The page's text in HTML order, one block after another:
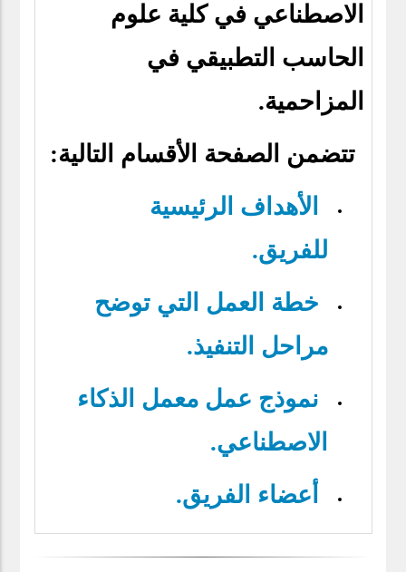
الاصطناعي في كلية علوم
الحاسب التطبيقي في
المزاحمية.
تتضمن الصفحة الأقسام التالية:
الأهداف الرئيسية
للفريق.
خطة العمل التي توضح
مراحل التنفيذ.
نموذج عمل معمل الذكاء
الاصطناعي.
أعضاء الفريق.